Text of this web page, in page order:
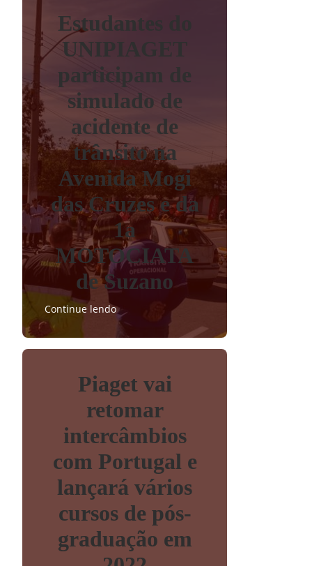
Estudantes do
UNIPIAGET
participam de
simulado de
acidente de
trânsito na
Avenida Mogi
das Cruzes e da
1a
MOTOCIATA
de Suzano
Continue lendo
Piaget vai
retomar
intercâmbios
com Portugal e
lançará vários
cursos de pós-
graduação em